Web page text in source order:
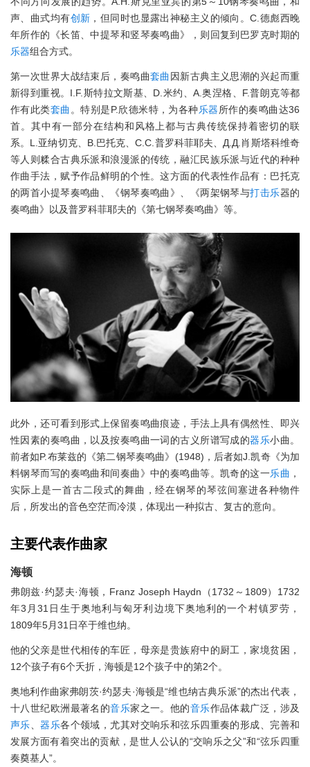
声、曲式均有创新 ，但同时也显露出神秘主义的倾向。C.德彪西晚
年所作的《长笛、中提琴和竖琴奏鸣曲》，则回复到巴罗克时期的
乐器组合方式。
第一次世界大战结束后，奏鸣曲套曲 因新古典主义思潮的兴起而重
新得到重视。I.F.斯特拉文斯基、D.米约、A.奥涅格、F.普朗克等都
作有此类套曲 。特别是P.欣德米特，为各种乐器所作的奏鸣曲达36
首。其中有一部分在结构和风格上都与古典传统保持着密切的联
系。L.亚纳切克、B.巴托克、С.С.普罗科菲耶夫、Д.Д.肖斯塔科维奇
等人则糅合古典乐派和浪漫派的传统，融汇民族乐派与近代的种种
作曲手法，赋予作品鲜明的个性。这方面的代表性作品有：巴托克
的两首小提琴奏鸣曲、《钢琴奏鸣曲》、《两架钢琴与打击乐器的
奏鸣曲》以及普罗科菲耶夫的《第七钢琴奏鸣曲》等。
此外，还可看到形式上保留奏鸣曲痕迹，手法上具有偶然性、即兴
性因素的奏鸣曲，以及按奏鸣曲一词的古义所谱写成的器乐小曲。
前者如P.布莱兹的《第二钢琴奏鸣曲》(1948)，后者如J.凯奇《为加
料钢琴而写的奏鸣曲和间奏曲》中的奏鸣曲等。凯奇的这一乐曲 ，
实际上是一首古二段式的舞曲，经在钢琴的琴弦间塞进各种物件
后，所发出的音色空茫而冷漠，体现出一种拟古、复古的意向。
主要代表作曲家
海顿
弗朗兹·约瑟夫·海顿，Franz Joseph Haydn（1732～1809）1732
年3月31日生于奥地利与匈牙利边境下奥地利的一个村镇罗劳，
1809年5月31日卒于维也纳。
他的父亲是世代相传的车匠，母亲是贵族府中的厨工，家境贫困，
12个孩子有6个夭折，海顿是12个孩子中的第2个。
奥地利作曲家弗朗茨·约瑟夫·海顿是“维也纳古典乐派”的杰出代表，
十八世纪欧洲最著名的音乐家之一。他的音乐作品体裁广泛，涉及
声乐 、器乐各个领域，尤其对交响乐和弦乐四重奏的形成、完善和
发展方面有着突出的贡献，是世人公认的“交响乐之父”和“弦乐四重
奏奠基人”。